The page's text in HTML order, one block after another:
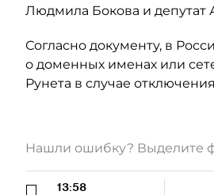
Людмила Бокова и депутат
Согласно документу, в
о доменных именах или
Рунета в случае
Нашли ошибку? Выделите
13:58